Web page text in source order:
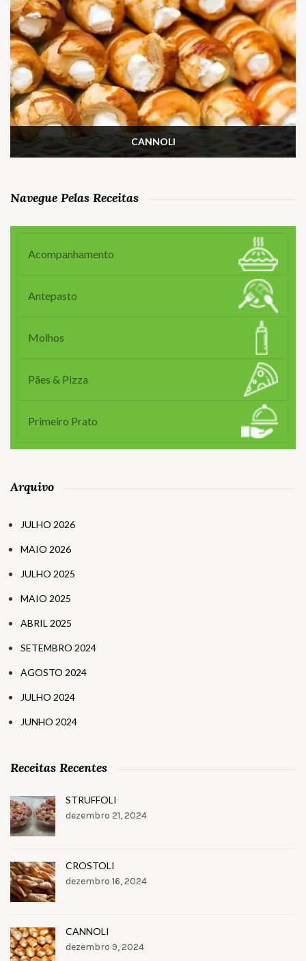
CANNOLI
Navegue Pelas Receitas
Acompanhamento
Antepasto
Molhos
Pães & Pizza
Primeiro Prato
Arquivo
JULHO 2026
MAIO 2026
JULHO 2025
MAIO 2025
ABRIL 2025
SETEMBRO 2024
AGOSTO 2024
JULHO 2024
JUNHO 2024
Receitas Recentes
STRUFFOLI
dezembro 21, 2024
CROSTOLI
dezembro 16, 2024
CANNOLI
dezembro 9, 2024